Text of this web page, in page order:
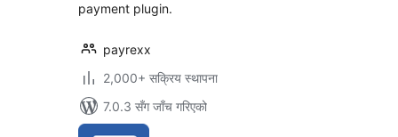
payment plugin.
payrexx
2,000+ सक्रिय स्थापना
7.0.3 सँग जाँच गरिएको